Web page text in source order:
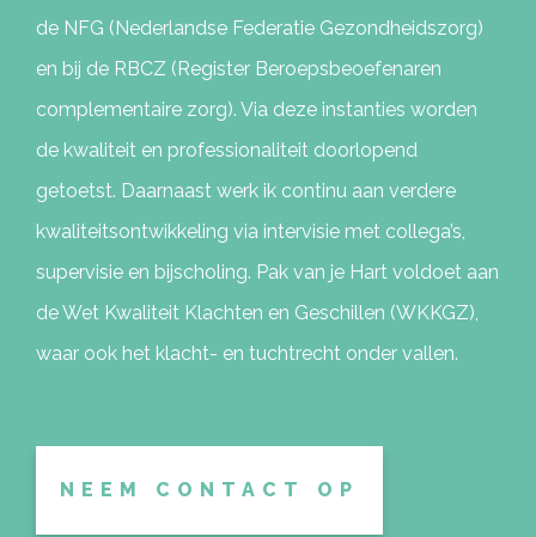
de NFG (Nederlandse Federatie Gezondheidszorg)
en bij de RBCZ (Register Beroepsbeoefenaren
complementaire zorg). Via deze instanties worden
de kwaliteit en professionaliteit doorlopend
getoetst. Daarnaast werk ik continu aan verdere
kwaliteitsontwikkeling via intervisie met collega’s,
supervisie en bijscholing. Pak van je Hart voldoet aan
de Wet Kwaliteit Klachten en Geschillen (WKKGZ),
waar ook het klacht- en tuchtrecht onder vallen.
NEEM CONTACT OP